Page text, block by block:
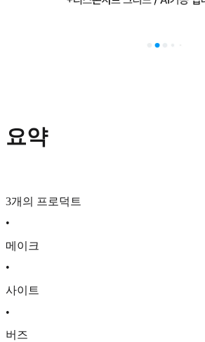
요약
3개의 프로덕트
•
메이크
•
사이트
•
버즈